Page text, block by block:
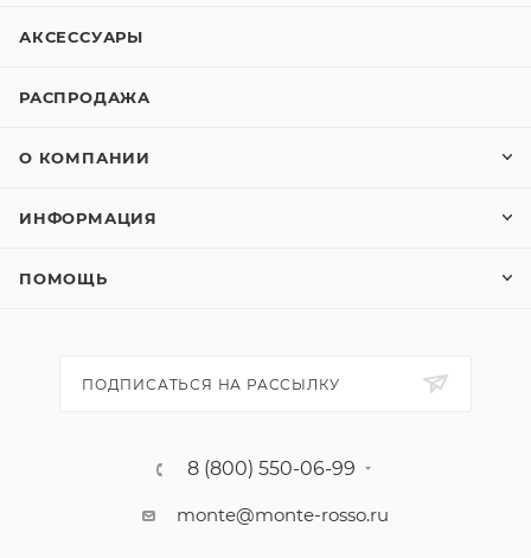
АКСЕССУАРЫ
РАСПРОДАЖА
О КОМПАНИИ
ИНФОРМАЦИЯ
ПОМОЩЬ
ПОДПИСАТЬСЯ НА РАССЫЛКУ
8 (800) 550-06-99
monte@monte-rosso.ru